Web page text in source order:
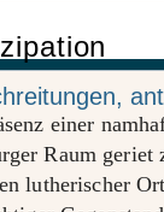
einer
Raum
lutherischer
Schlump 83,